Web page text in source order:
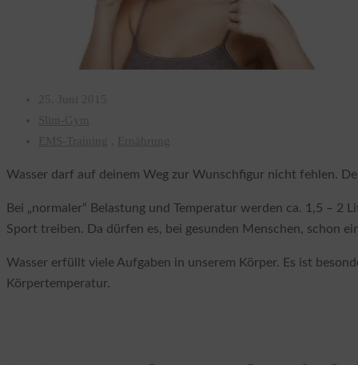
Wasser darf auf deinem Weg zur Wunschfigur nicht fehlen.
Bei „normaler“ Belastung und Temperatur werden ca. 1,5 –
Sport treiben. Da dürfen es, bei gesunden Menschen, schon
Wasser erfüllt viele Aufgaben in unserem Körper. Es ist
Körpertemperatur.